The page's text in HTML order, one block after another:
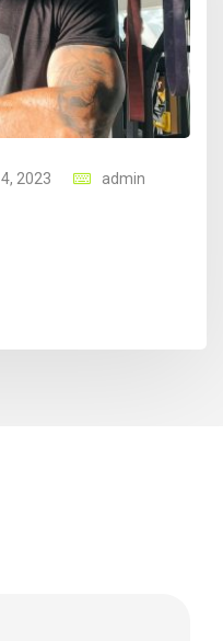
2023
admin